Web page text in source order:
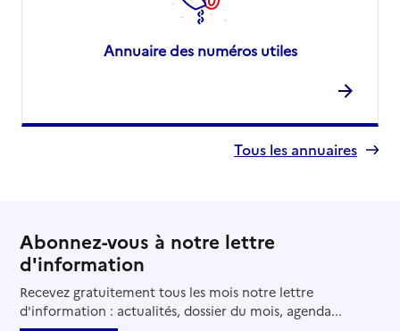
Annuaire des numéros utiles
Tous les annuaires
Abonnez-vous à notre lettre
d'information
Recevez gratuitement tous les mois notre lettre
d'information : actualités, dossier du mois, agenda...